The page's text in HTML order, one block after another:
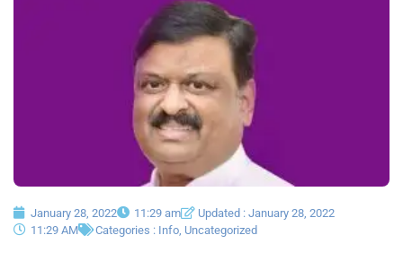
January 28, 2022 11:29 am
Updated : January 28, 2022
11:29 AM
Categories : Info Uncategorized